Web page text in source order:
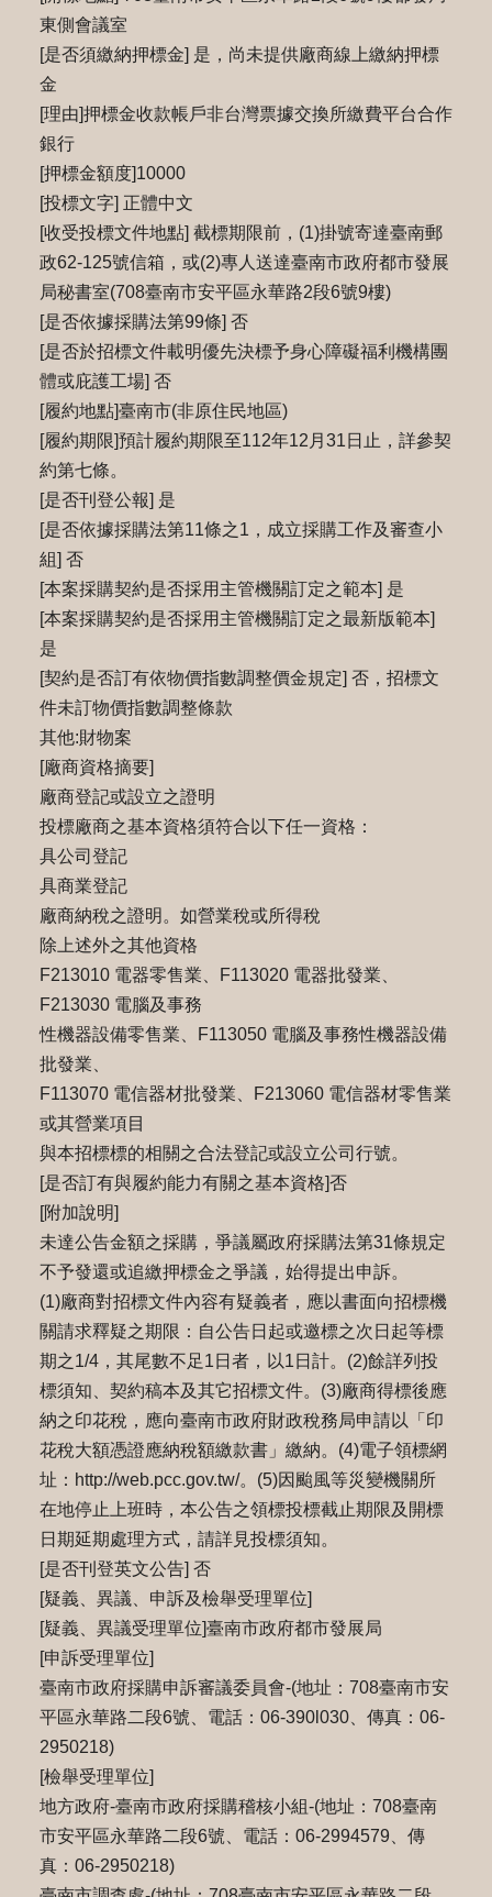
東側會議室
[是否須繳納押標金] 是，尚未提供廠商線上繳納押標
金
[理由]押標金收款帳戶非台灣票據交換所繳費平台合作
銀行
[押標金額度]10000
[投標文字] 正體中文
[收受投標文件地點] 截標期限前，(1)掛號寄達臺南郵
政62-125號信箱，或(2)專⼈送達臺南市政府都市發展
局秘書室(708臺南市安平區永華路2段6號9樓)
[是否依據採購法第99條] 否
[是否於招標文件載明優先決標予身心障礙福利機構團
體或庇護工場] 否
[履約地點]臺南市(非原住民地區)
[履約期限]預計履約期限至112年12月31日止，詳參契
約第七條。
[是否刊登公報] 是
[是否依據採購法第11條之1，成立採購工作及審查小
組] 否
[本案採購契約是否採用主管機關訂定之範本] 是
[本案採購契約是否採用主管機關訂定之最新版範本]
是
[契約是否訂有依物價指數調整價金規定] 否，招標文
件未訂物價指數調整條款
其他:財物案
[廠商資格摘要]
廠商登記或設立之證明
投標廠商之基本資格須符合以下任一資格：
具公司登記
具商業登記
廠商納稅之證明。如營業稅或所得稅
除上述外之其他資格
F213010 電器零售業、F113020 電器批發業、
F213030 電腦及事務
性機器設備零售業、F113050 電腦及事務性機器設備
批發業、
F113070 電信器材批發業、F213060 電信器材零售業
或其營業項目
與本招標標的相關之合法登記或設立公司行號。
[是否訂有與履約能力有關之基本資格]否
[附加說明]
未達公告金額之採購，爭議屬政府採購法第31條規定
不予發還或追繳押標金之爭議，始得提出申訴。
(1)廠商對招標文件內容有疑義者，應以書⾯向招標機
關請求釋疑之期限：⾃公告⽇起或邀標之次⽇起等標
期之1/4，其尾數不⾜1⽇者，以1⽇計。(2)餘詳列投
標須知、契約稿本及其它招標文件。(3)廠商得標後應
納之印花稅，應向臺南市政府財政稅務局申請以「印
花稅⼤額憑證應納稅額繳款書」繳納。(4)電⼦領標網
址：http://web.pcc.gov.tw/。(5)因颱風等災變機關所
在地停⽌上班時，本公告之領標投標截⽌期限及開標
⽇期延期處理⽅式，請詳⾒投標須知。
[是否刊登英文公告] 否
[疑義、異議、申訴及檢舉受理單位]
[疑義、異議受理單位]臺南市政府都市發展局
[申訴受理單位]
臺南市政府採購申訴審議委員會-(地址：708臺南市安
平區永華路二段6號、電話：06-390l030、傳真：06-
2950218)
[檢舉受理單位]
地方政府-臺南市政府採購稽核小組-(地址：708臺南
市安平區永華路二段6號、電話：06-2994579、傳
真：06-2950218)